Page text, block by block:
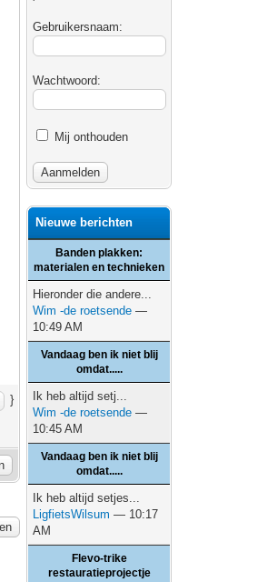
}
Gebruikersnaam:
Wachtwoord:
Mij onthouden
Nieuwe berichten
Banden plakken:
materialen en technieken
Hieronder die andere...
Wim -de roetsende —
10:49 AM
Vandaag ben ik niet blij
omdat.....
Ik heb altijd setj...
Wim -de roetsende —
10:45 AM
Vandaag ben ik niet blij
omdat.....
Ik heb altijd setjes...
LigfietsWilsum — 10:17
AM
Flevo-trike
restauratieprojectje